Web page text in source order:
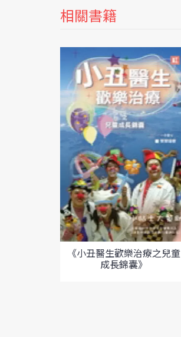
相關書籍
《小丑醫生歡樂治療之兒童
成長錦囊》